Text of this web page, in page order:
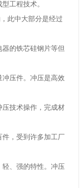
工程技术。
此中大部分是经过
的铁芯硅钢片等但
压件。冲压是高效
技术操作，完成材
，受到许多加工厂
、强的特性。冲压